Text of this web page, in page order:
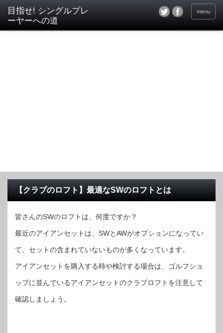
目指せ! シングルプレ
ーヤーへの道
menu
【クラブのロフト】最適なSWのロフトとは
皆さんのSWのロフトは、何度ですか？
最近のアイアンセットは、SWとAWがオプションになってい
て、セットの含まれていないものが多くなっています。
アイアンセットを購入する時や検討する場合は、ゴルフショ
ップに並んでいるアイアンセットのクラブロフトを注意して
確認しましょう。